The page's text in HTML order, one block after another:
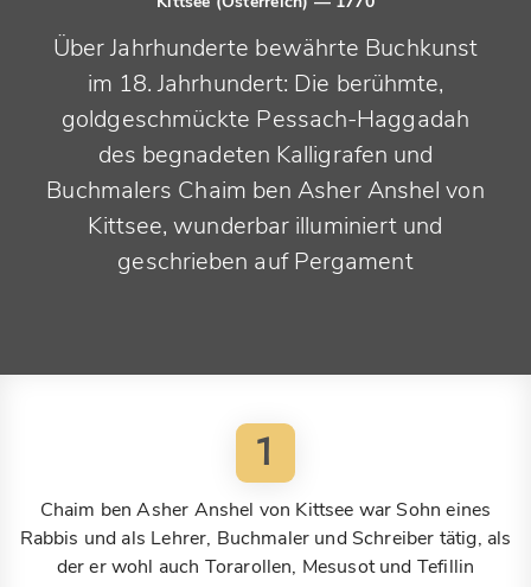
Über Jahrhunderte bewährte Buchkunst
im 18. Jahrhundert: Die berühmte,
goldgeschmückte Pessach-Haggadah
des begnadeten Kalligrafen und
Buchmalers Chaim ben Asher Anshel von
Kittsee, wunderbar illuminiert und
geschrieben auf Pergament
1
Chaim ben Asher Anshel von Kittsee war Sohn eines
Rabbis und als Lehrer, Buchmaler und Schreiber tätig, als
der er wohl auch Torarollen, Mesusot und Tefillin